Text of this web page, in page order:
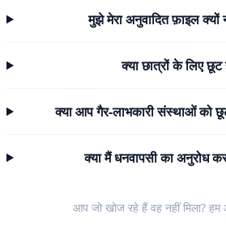
मुझे मेरा अनुवादित फ़ाइल क्यों
क्या छात्रों के लिए छूट
क्या आप गैर-लाभकारी संस्थाओं को
क्या मैं धनवापसी का अनुरोध
आप जो खोज रहे हैं वह नहीं मिला?